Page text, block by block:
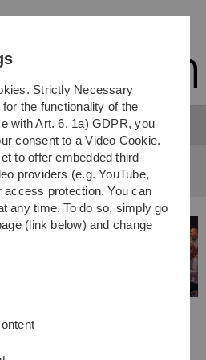
Skip
Skip
Skip
Skip
Strictly Necessary
the functionality of the
with Art. 6, 1a) GDPR, you
consent to a Video Cookie.
to offer embedded third-
providers (e.g. YouTube,
access protection. You can
any time. To do so, simply go
(link below) and change